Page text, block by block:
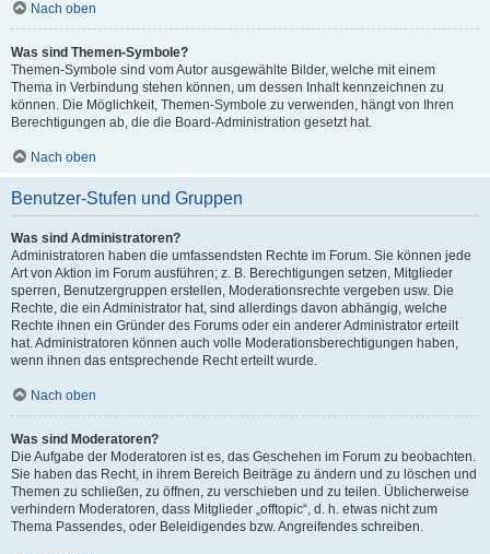
Nach oben
Was sind Themen-Symbole?
Themen-Symbole sind vom Autor ausgewählte Bilder, welche mit einem
Thema in Verbindung stehen können, um dessen Inhalt kennzeichnen zu
können. Die Möglichkeit, Themen-Symbole zu verwenden, hängt von Ihren
Berechtigungen ab, die die Board-Administration gesetzt hat.
Nach oben
Benutzer-Stufen und Gruppen
Was sind Administratoren?
Administratoren haben die umfassendsten Rechte im Forum. Sie können jede
Art von Aktion im Forum ausführen; z. B. Berechtigungen setzen, Mitglieder
sperren, Benutzergruppen erstellen, Moderationsrechte vergeben usw. Die
Rechte, die ein Administrator hat, sind allerdings davon abhängig, welche
Rechte ihnen ein Gründer des Forums oder ein anderer Administrator erteilt
hat. Administratoren können auch volle Moderationsberechtigungen haben,
wenn ihnen das entsprechende Recht erteilt wurde.
Nach oben
Was sind Moderatoren?
Die Aufgabe der Moderatoren ist es, das Geschehen im Forum zu beobachten.
Sie haben das Recht, in ihrem Bereich Beiträge zu ändern und zu löschen und
Themen zu schließen, zu öffnen, zu verschieben und zu teilen. Üblicherweise
verhindern Moderatoren, dass Mitglieder „offtopic“, d. h. etwas nicht zum
Thema Passendes, oder Beleidigendes bzw. Angreifendes schreiben.